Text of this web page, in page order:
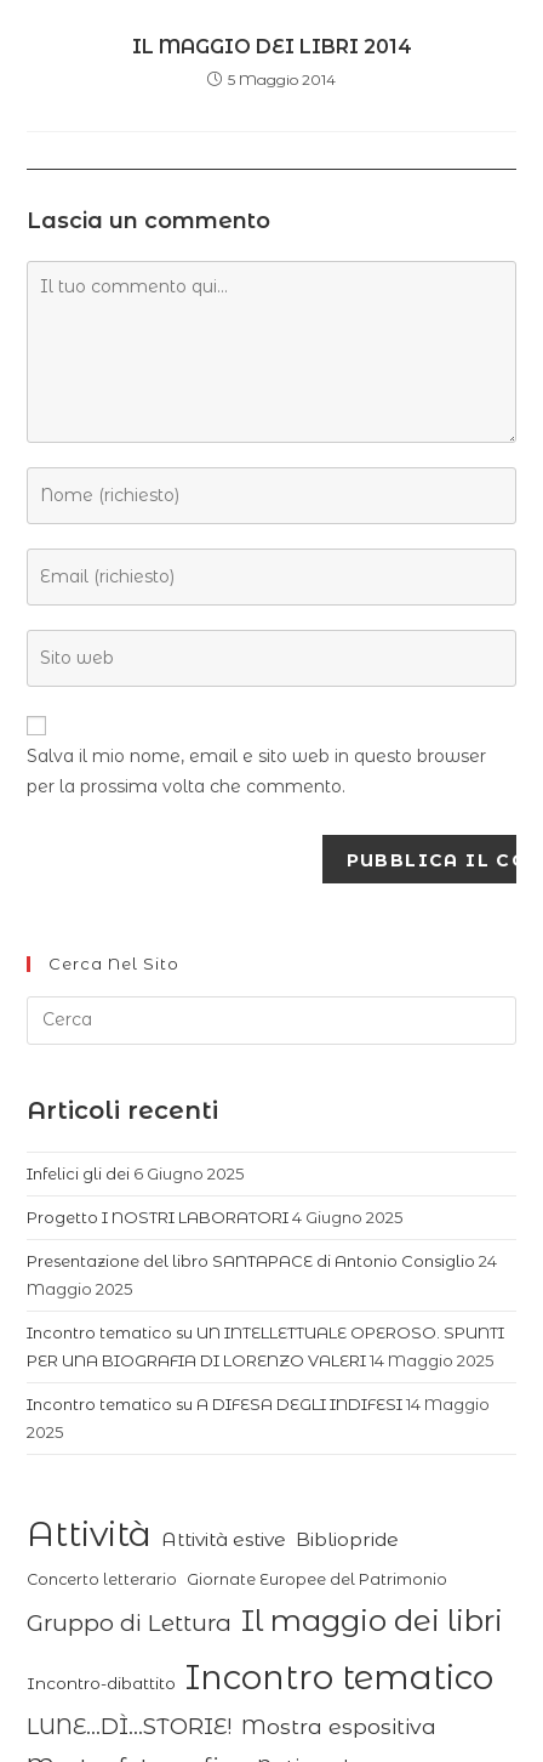
IL MAGGIO DEI LIBRI 2014
5 Maggio 2014
Lascia un commento
Salva il mio nome, email e sito web in questo browser
per la prossima volta che commento.
Cerca Nel Sito
Articoli recenti
Infelici gli dei 6 Giugno 2025
Progetto I NOSTRI LABORATORI 4 Giugno 2025
Presentazione del libro SANTAPACE di Antonio Consiglio 24
Maggio 2025
Incontro tematico su UN INTELLETTUALE OPEROSO. SPUNTI
PER UNA BIOGRAFIA DI LORENZO VALERI 14 Maggio 2025
Incontro tematico su A DIFESA DEGLI INDIFESI 14 Maggio
2025
Attività Attività estive Bibliopride
Concerto letterario Giornate Europee del Patrimonio
Gruppo di Lettura Il maggio dei libri
Incontro-dibattito Incontro tematico
LUNE...DÌ...STORIE! Mostra espositiva